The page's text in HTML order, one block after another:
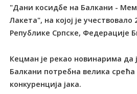
"Дани косидбе на Балкани -
Лакета", на којој је учествовало
Републике Српске, Федерације
Кецман је рекао новинарима да
Балкани потребна велика срећа
конкуренција јака.